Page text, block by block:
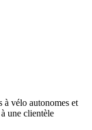
à vélo autonomes et
une clientèle